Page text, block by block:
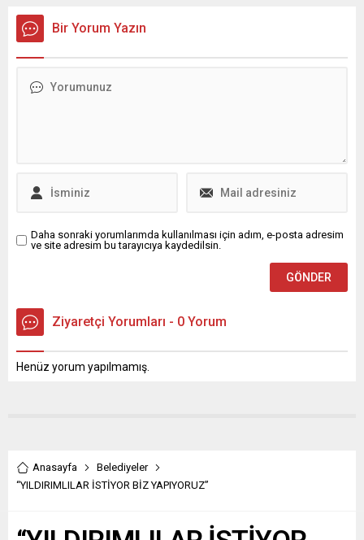
sıra sizde, haydi bir an evvel
Kürecik Radar Üssü’nü,
ilişkilerimizi askıya alarak
toplantısında konuştu....
Bir Yorum Yazın
Daha sonraki yorumlarımda kullanılması için adım, e-posta adresim
ve site adresim bu tarayıcıya kaydedilsin.
Ziyaretçi Yorumları - 0 Yorum
Henüz yorum yapılmamış.
Anasayfa
Belediyeler
“YILDIRIMLILAR İSTİYOR BİZ YAPIYORUZ”